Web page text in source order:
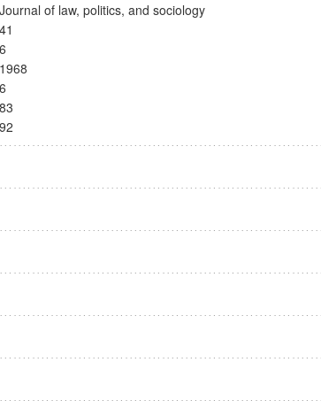
Journal of law, politics, and sociology
41
6
1968
6
83
92